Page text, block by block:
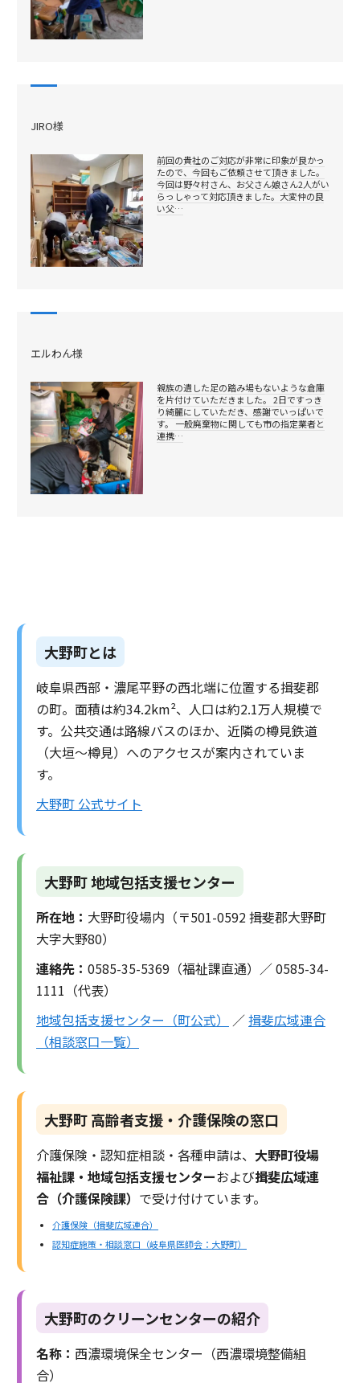
JIRO様
前回の貴社のご対応が非常に印象が良かっ
たので、今回もご依頼させて頂きました。
今回は野々村さん、お父さん娘さん2人がい
らっしゃって対応頂きました。大変仲の良
い父…
エルわん様
親族の遺した足の踏み場もないような倉庫
を片付けていただきました。 2日ですっき
り綺麗にしていただき、感謝でいっぱいで
す。 一般廃棄物に関しても市の指定業者と
連携…
大野町とは
岐阜県西部・濃尾平野の西北端に位置する揖斐郡
の町。面積は約34.2km²、人口は約2.1万人規模で
す。公共交通は路線バスのほか、近隣の樽見鉄道
（大垣～樽見）へのアクセスが案内されていま
す。
大野町 公式サイト
大野町 地域包括支援センター
所在地： 大野町役場内（〒501-0592 揖斐郡大野町
大字大野80）
連絡先： 0585-35-5369（福祉課直通）／ 0585-34-
1111（代表）
地域包括支援センター（町公式）
／揖斐広域連合
（相談窓口一覧）
大野町 高齢者支援・介護保険の窓口
介護保険・認知症相談・各種申請は、 大野町役場
福祉課・地域包括支援センターおよび揖斐広域連
合（介護保険課） で受け付けています。
介護保険（揖斐広域連合）
認知症施策・相談窓口（岐阜県医師会：大野町）
大野町のクリーンセンターの紹介
名称： 西濃環境保全センター（西濃環境整備組
合）